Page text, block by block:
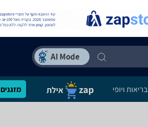
בריאות ויופי מזגנים